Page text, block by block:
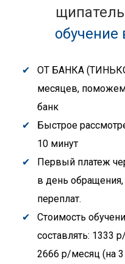
обучение
ОТ БАНКА
месяцев,
банк
Быстрое
10 минут
Первый платеж
в день
переплат.
Стоимость
составлять: 1333
2666 р/месяц (на